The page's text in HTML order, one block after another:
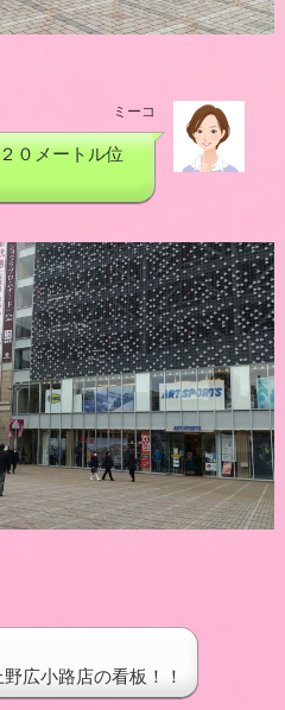
ミーコ
０メートル位
広小路店の看板！！